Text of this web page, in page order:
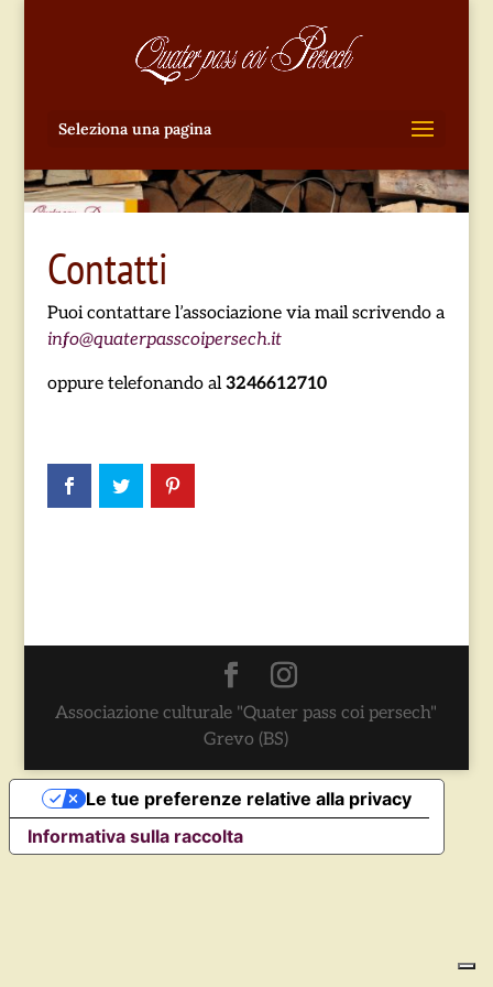
Seleziona una pagina
Contatti
Puoi contattare l’associazione via mail scrivendo a
info@quaterpasscoipersech.it
oppure telefonando al3246612710
Associazione culturale "Quater pass coi persech"
Grevo (BS)
Informativa sulla raccolta
Le tue preferenze relative alla privacy